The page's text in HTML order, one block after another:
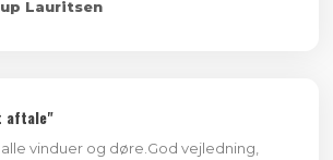
Lauritsen
aftale"
vinduer og døre.God vejledning,